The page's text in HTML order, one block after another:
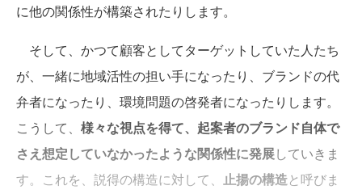
に他の関係性が構築されたりします。
そして、かつて顧客としてターゲットしていた人たち
が、一緒に地域活性の担い手になったり、ブランドの代
弁者になったり、環境問題の啓発者になったりします。
こうして、 様々な視点を得て、起案者のブランド自体で
さえ想定していなかったような関係性に発展していきま
す。これを、説得の構造に対して、
止揚の構造と呼びま